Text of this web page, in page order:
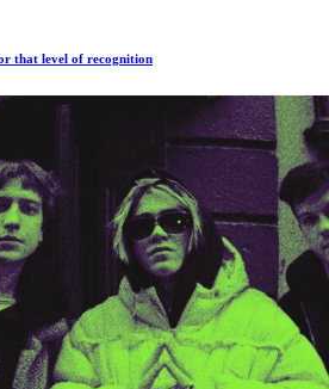
that level of recognition